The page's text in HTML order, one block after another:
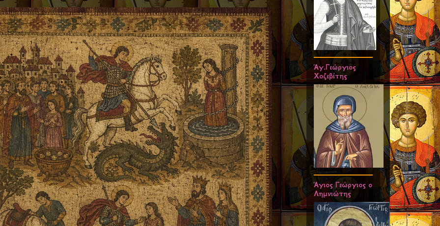
Άγ.Γεώργιος
Χοζεβίτης
Άγιος Γεώργιος ο
Λημνιώτης